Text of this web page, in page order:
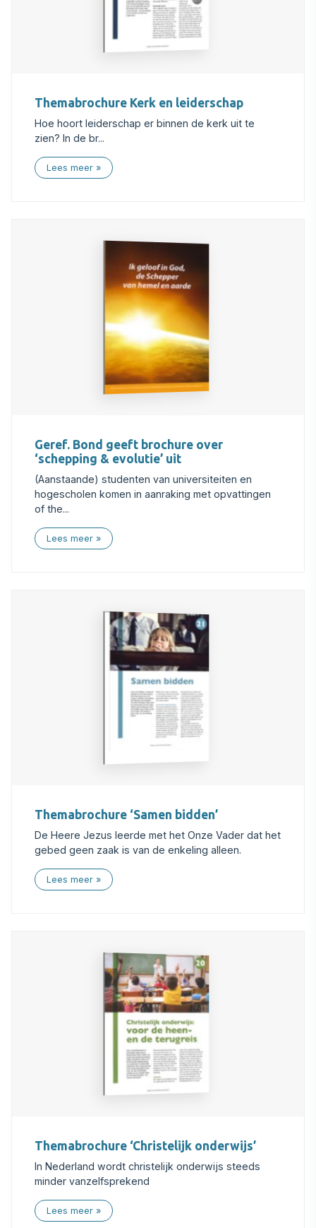
Themabrochure Kerk en leiderschap
Hoe hoort leiderschap er binnen de kerk uit te
zien? In de br...
Lees meer
Geref. Bond geeft brochure over
‘schepping & evolutie’ uit
(Aanstaande) studenten van universiteiten en
hogescholen komen in aanraking met opvattingen
of the...
Lees meer
Themabrochure ‘Samen bidden’
De Heere Jezus leerde met het Onze Vader dat het
gebed geen zaak is van de enkeling alleen.
Lees meer
Themabrochure ‘Christelijk onderwijs’
In Nederland wordt christelijk onderwijs steeds
minder vanzelfsprekend
Lees meer